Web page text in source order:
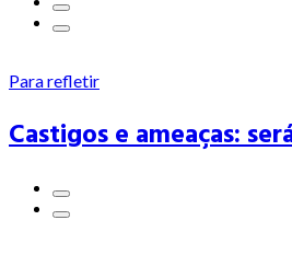
Para refletir
Castigos e ameaças: